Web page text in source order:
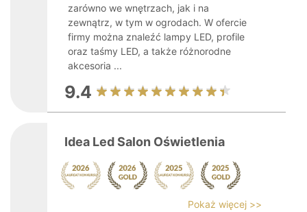
zarówno we wnętrzach, jak i na
zewnątrz, w tym w ogrodach. W ofercie
firmy można znaleźć lampy LED, profile
oraz taśmy LED, a także różnorodne
akcesoria ...
9.4
Idea Led Salon Oświetlenia
Pokaż więcej >>